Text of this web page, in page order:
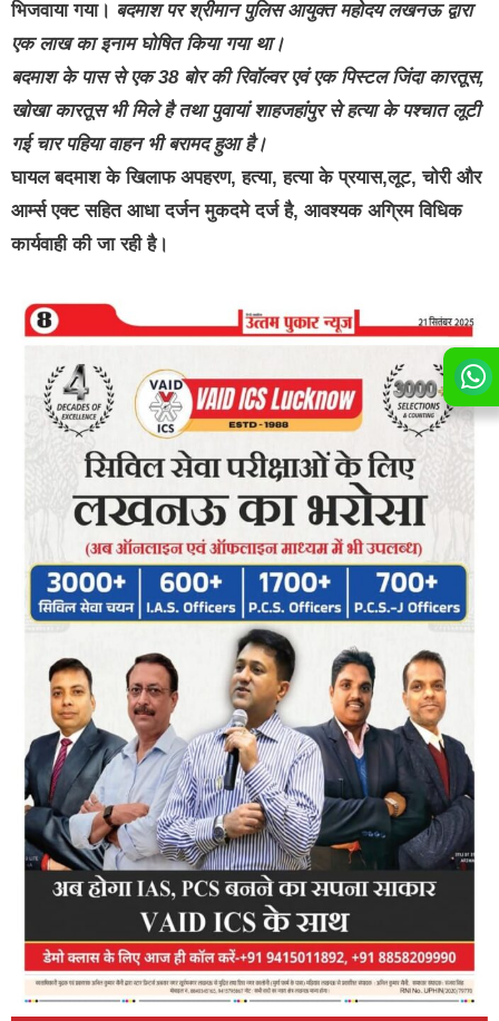
भिजवाया गया। बदमाश पर श्रीमान पुलिस आयुक्त महोदय लखनऊ द्वारा
एक लाख का इनाम घोषित किया गया था।
बदमाश के पास से एक 38 बोर की रिवॉल्वर एवं एक पिस्टल जिंदा कारतूस,
खोखा कारतूस भी मिले है तथा पुवायां शाहजहांपुर से हत्या के पश्चात लूटी
गई चार पहिया वाहन भी बरामद हुआ है।
घायल बदमाश के खिलाफ अपहरण, हत्या, हत्या के प्रयास,लूट, चोरी और
आर्म्स एक्ट सहित आधा दर्जन मुकदमे दर्ज है, आवश्यक अग्रिम विधिक
कार्यवाही की जा रही है।